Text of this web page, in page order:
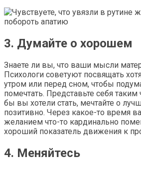
3. Думайте о хорошем
Знаете ли вы, что ваши мысли
Психологи советуют посвящать
утром или перед сном, чтобы
помечтать. Представьте себя
бы вы хотели стать, мечтайте о
позитивно. Через какое-то время
желанием что-то кардинально
хороший показатель движения к
4. Меняйтесь